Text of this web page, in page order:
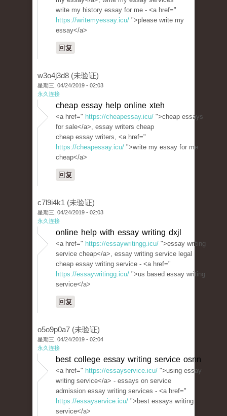
write my history essay for me - <a href="
https://writemyessay.icu/ ">please write my
essay</a>
回复
w3o4j3d8 (未验证)
星期三, 04/24/2019 - 02:03
永久连接
cheap essay help online xteh
<a href=" https://cheapessay.icu/ ">cheap essays
for sale</a>, essay writers cheap
cheap essay writers, <a href="
https://cheapessay.icu/ ">write my essay for me
cheap</a>
回复
c7l9i4k1 (未验证)
星期三, 04/24/2019 - 02:03
永久连接
online help with essay writing dxjl
<a href=" https://essaywritingg.icu/ ">essay writing
service cheap</a>, essay writing service legal
cheap essay writing service - <a href="
https://essaywritingg.icu/ ">us based essay writing
service</a>
回复
o5o9p0a7 (未验证)
星期三, 04/24/2019 - 02:04
永久连接
best college essay writing service osnn
<a href=" https://essayservice.icu/ ">using essay
writing service</a> - essays on service
admission essay writing services - <a href="
https://essayservice.icu/ ">best essays writing
service</a>